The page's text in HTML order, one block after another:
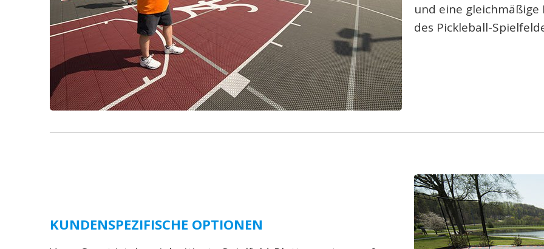
und eine
des Pickleball-
KUNDENSPEZIFISCHE OPTIONEN